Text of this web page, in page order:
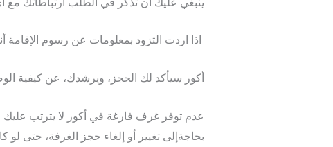
اذا اردت التزود بمعلومات عن رسوم الإقامة
أكور سيأكد لك الحجز، ويرشدك، عن كيفية
عدم توفر غرف فارغة في أكور لا يترتب عليك
بحاجةإلى تغيير أو إلغاء حجز الغرفة، حتى